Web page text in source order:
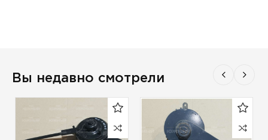
Вы недавно смотрели